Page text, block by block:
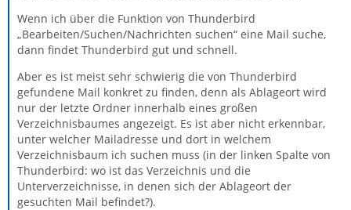
Wenn ich über die Funktion von Thunderbird
„Bearbeiten/Suchen/Nachrichten suchen“ eine Mail suche,
dann findet Thunderbird gut und schnell.
Aber es ist meist sehr schwierig die von Thunderbird
gefundene Mail konkret zu finden, denn als Ablageort wird
nur der letzte Ordner innerhalb eines großen
Verzeichnisbaumes angezeigt. Es ist aber nicht erkennbar,
unter welcher Mailadresse und dort in welchem
Verzeichnisbaum ich suchen muss (in der linken Spalte von
Thunderbird: wo ist das Verzeichnis und die
Unterverzeichnisse, in denen sich der Ablageort der
gesuchten Mail befindet?).